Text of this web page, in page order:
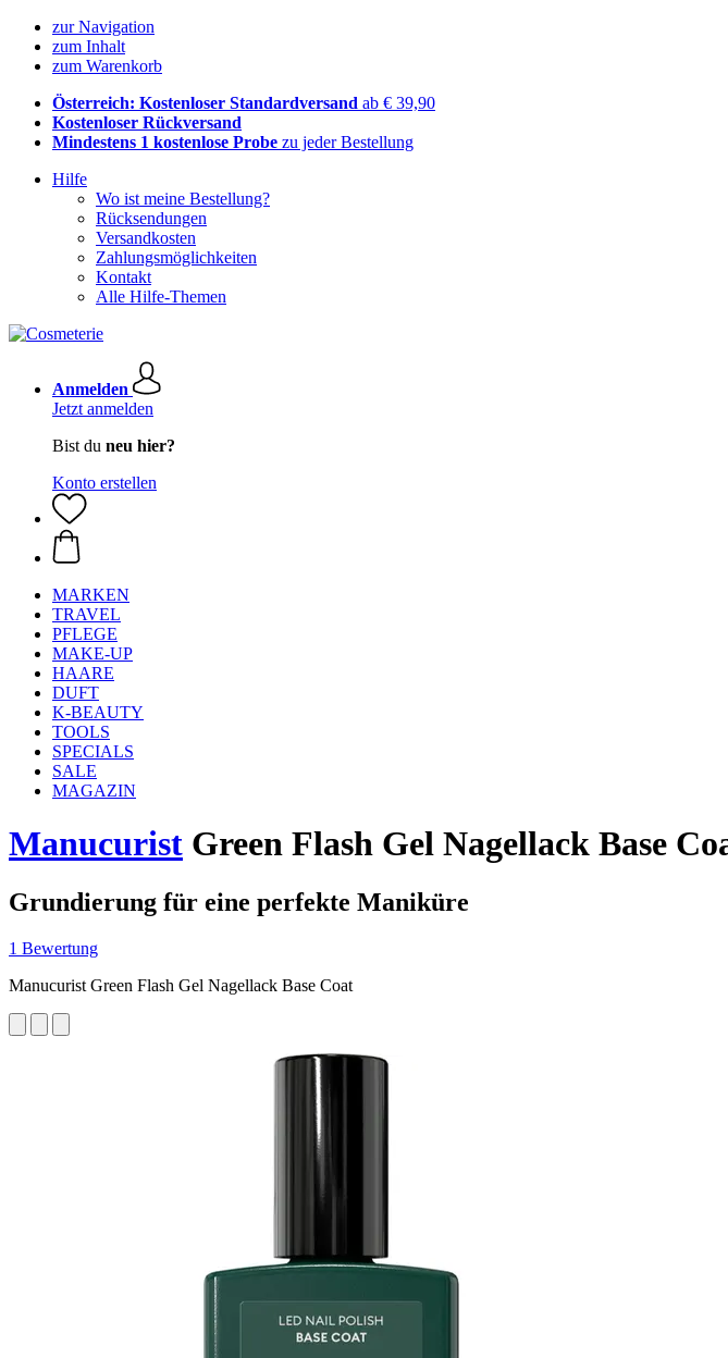
zur Navigation
zum Inhalt
zum Warenkorb
Österreich: Kostenloser Standardversand ab € 39,90
Kostenloser Rückversand
Mindestens 1 kostenlose Probe zu jeder Bestellung
Hilfe
Wo ist meine Bestellung?
Rücksendungen
Versandkosten
Zahlungsmöglichkeiten
Kontakt
Alle Hilfe-Themen
Anmelden
Jetzt anmelden
Bist du neu hier?
Konto erstellen
MARKEN
TRAVEL
PFLEGE
MAKE-UP
HAARE
DUFT
K-BEAUTY
TOOLS
SPECIALS
SALE
MAGAZIN
Manucurist Green Flash Gel Nagellack Base
Grundierung für eine perfekte Maniküre
1 Bewertung
Manucurist Green Flash Gel Nagellack Base Coat